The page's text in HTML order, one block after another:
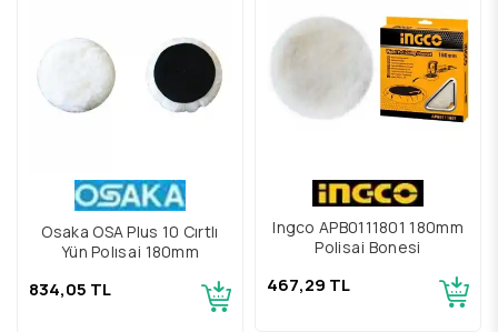
Osaka OSA Plus 10 Cırtlı
Yün Polısaj 180mm
834,05 TL
Ingco APB0111801 180mm
Polisaj Bonesi
467,29 TL